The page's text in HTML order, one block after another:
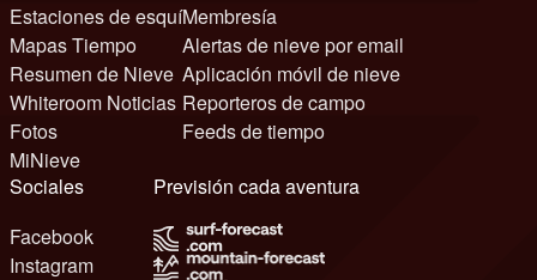
Estaciones de esquí
Mapas Tiempo
Resumen de Nieve
Whiteroom Noticias
Fotos
MiNieve
Membresía
Alertas de nieve por email
Aplicación móvil de nieve
Reporteros de campo
Feeds de tiempo
Sociales
Facebook
Instagram
Previsión cada aventura